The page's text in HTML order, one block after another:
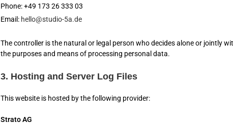
Phone: +49 173 26 333 03
Email: hello@studio-5a.de
The controller is the natural or legal person who decides alone or jointly
the purposes and means of processing personal data.
3. Hosting and Server Log Files
This website is hosted by the following provider:
Strato AG